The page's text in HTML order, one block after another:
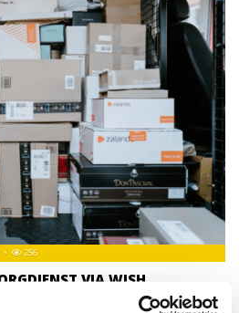
VIA WISH
256
met een eigen bezorgdienst via